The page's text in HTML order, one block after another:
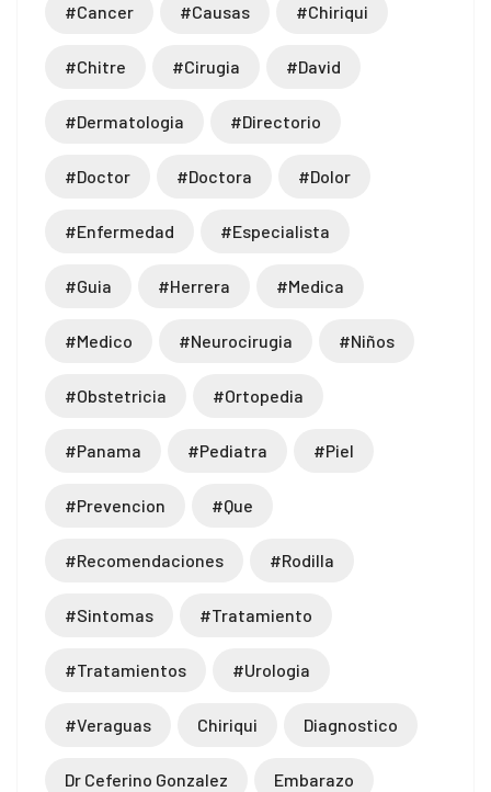
#cancer #causas #chiriqui
#chitre #cirugia #david
#dermatologia #directorio
#doctor #doctora #dolor
#enfermedad #especialista
#guia #herrera #medica
#medico #neurocirugia #niños
#obstetricia #ortopedia
#panama #pediatra #piel
#prevencion #que
#recomendaciones #rodilla
#sintomas #tratamiento
#tratamientos #urologia
#veraguas Chiriqui Diagnostico
Dr Ceferino Gonzalez Embarazo